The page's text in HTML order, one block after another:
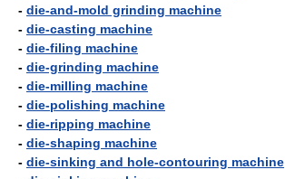
- die-and-mold grinding machine
- die-casting machine
- die-filing machine
- die-grinding machine
- die-milling machine
- die-polishing machine
- die-ripping machine
- die-shaping machine
- die-sinking and hole-contouring machine